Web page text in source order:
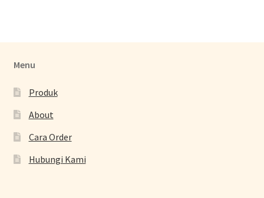
Menu
Produk
About
Cara Order
Hubungi Kami